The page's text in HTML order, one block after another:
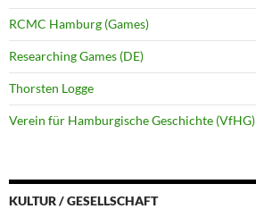
RCMC Hamburg (Games)
Researching Games (DE)
Thorsten Logge
Verein für Hamburgische Geschichte (VfHG)
KULTUR / GESELLSCHAFT